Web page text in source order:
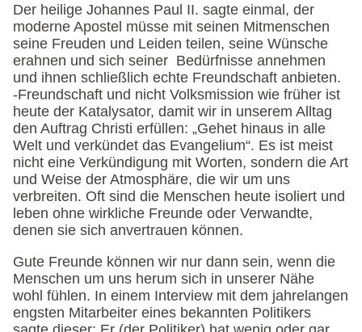
Der heilige Johannes Paul II. sagte einmal, der
moderne Apostel müsse mit seinen Mitmenschen
seine Freuden und Leiden teilen, seine Wünsche
erahnen und sich seiner Bedürfnisse annehmen
und ihnen schließlich echte Freundschaft anbieten.
-Freundschaft und nicht Volksmission wie früher ist
heute der Katalysator, damit wir in unserem Alltag
den Auftrag Christi erfüllen: „Gehet hinaus in alle
Welt und verkündet das Evangelium“. Es ist meist
nicht eine Verkündigung mit Worten, sondern die Art
und Weise der Atmosphäre, die wir um uns
verbreiten. Oft sind die Menschen heute isoliert und
leben ohne wirkliche Freunde oder Verwandte,
denen sie sich anvertrauen können.
Gute Freunde können wir nur dann sein, wenn die
Menschen um uns herum sich in unserer Nähe
wohl fühlen. In einem Interview mit dem jahrelangen
engsten Mitarbeiter eines bekannten Politikers